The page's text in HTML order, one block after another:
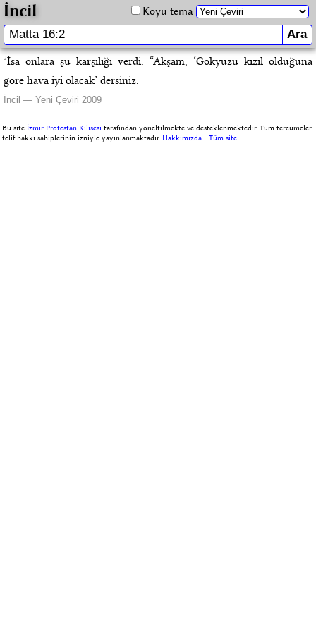
İncil Koyu tema
2İsa onlara şu karşılığı verdi: “Akşam, ‘Gökyüzü kızıl olduğuna
göre hava iyi olacak’ dersiniz.
İncil — Yeni Çeviri 2009
Bu site İzmir Protestan Kilisesi tarafından yöneltilmekte ve desteklenmektedir. Tüm tercümeler
telif hakkı sahiplerinin izniyle yayınlanmaktadır. Hakkımızda -Tüm site